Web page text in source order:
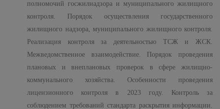
полномочий госжилнадзора и муниципального жилищного
контроля. Порядок осуществления государственного
жилищного надзора, муниципального жилищного контроля.
Реализация контроля за деятельностью ТСЖ и ЖСК.
Межведомственное взаимодействие. Порядок проведения
плановых и внеплановых проверок в сфере жилищно-
коммунального хозяйства. Особенности проведения
лицензионного контроля в 2023 году. Контроль за
соблюдением требований стандарта раскрытия информации.